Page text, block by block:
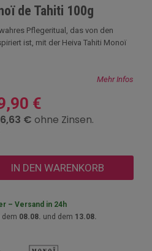
de Tahiti 100g
Pflegeritual, das von den
ist, mit der Heiva Tahiti Monoï
Mehr Infos
€
IN DEN WARENKORB
– Versand in 24h
dem 08.08. und dem 13.08.